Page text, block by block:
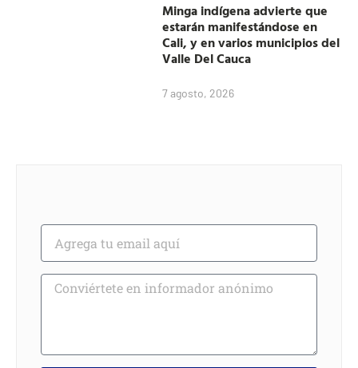
Minga indígena advierte que
estarán manifestándose en
Cali, y en varios municipios del
Valle Del Cauca
7 agosto, 2026